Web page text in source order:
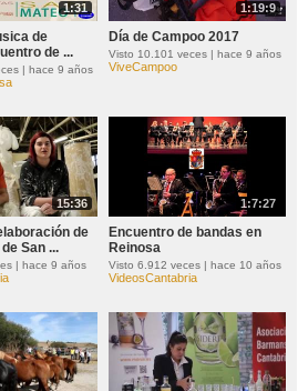
1:31
de
de ...
| hace 9 años
1:19:9
Día de Campoo 2017
Visto 10.101 veces | hace 9 años
ViveCampoo
15:36
de
San ...
| hace 9 años
1:7:27
Encuentro de bandas en
Reinosa
Visto 6.912 veces | hace 10 años
VideosCantabria